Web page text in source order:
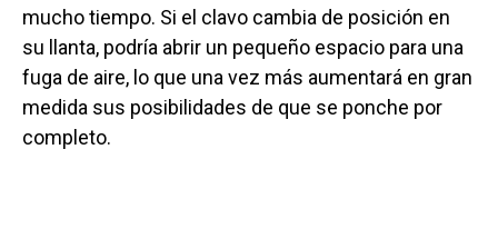
mucho tiempo. Si el clavo cambia de posición en
su llanta, podría abrir un pequeño espacio para una
fuga de aire, lo que una vez más aumentará en gran
medida sus posibilidades de que se ponche por
completo.